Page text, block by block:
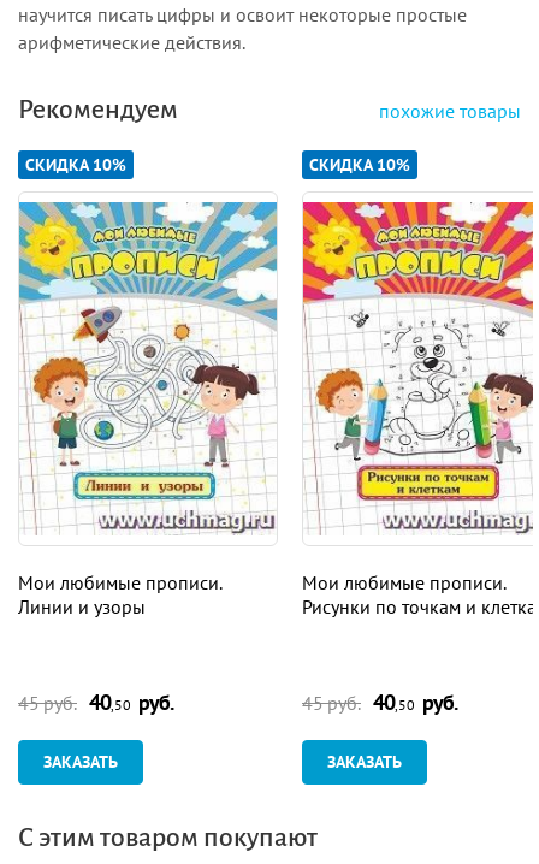
научится писать цифры и освоит некоторые простые
арифметические действия.
Рекомендуем похожие товары
СКИДКА 10%
Мои любимые прописи.
Линии и узоры
45 руб. 40,50 руб.
ЗАКАЗАТЬ
СКИДКА 10%
Мои любимые прописи.
Рисунки по точкам и
45 руб. 40,50 руб.
ЗАКАЗАТЬ
С этим товаром покупают